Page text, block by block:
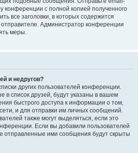
конференции с полной копией полученного
все заголовки, в которых содержится
Администратор конференции
меры.
и недругов?
других пользователей конференции.
в список друзей, будут указаны в вашем
быстрого доступа к информации о том,
и для отправки им личных сообщений.
также могут выделяться, если это
Если вы добавили пользователей
отправленные ими сообщения будут скрыты